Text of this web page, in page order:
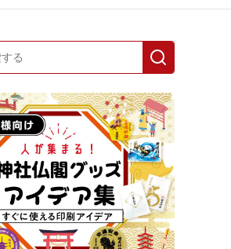
イベント
人事・移転・異動・訃報
2022 検査・校正特集